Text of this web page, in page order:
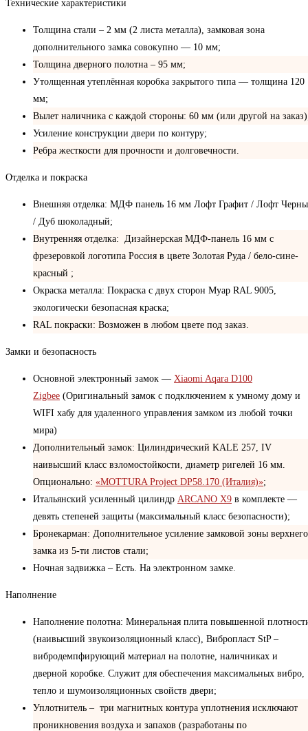
Технические характеристики
Толщина стали – 2 мм (2 листа металла), замковая зона
дополнительного замка совокупно — 10 мм;
Толщина дверного полотна – 95 мм;
Утолщенная утеплённая коробка закрытого типа — толщина 120
мм;
Вылет наличника с каждой стороны: 60 мм (или другой на
Усиление конструкции двери по контуру;
Ребра жесткости для прочности и долговечности.
Отделка и покраска
Внешняя отделка: МДФ панель 16 мм Лофт Графит / Лофт
/ Дуб шоколадный;
Внутренняя отделка: Дизайнерская МДФ-панель 16 мм с
фрезеровкой логотипа Россия в цвете Золотая Руда / бело-сине-
красный ;
Окраска металла: Покраска с двух сторон Муар RAL 9005,
экологически безопасная краска;
RAL покраски: Возможен в любом цвете под заказ.
Замки и безопасность
Основной электронный замок — Xiaomi Aqara D100
Zigbee (Оригинальный замок с подключением к умному дому и
WIFI хабу для удаленного управления замком из любой точки
мира)
Дополнительный замок: Цилиндрический KALE 257, IV
наивысший класс взломостойкости, диаметр ригелей 16 мм.
Опционально: «MOTTURA Project DP58.170 (Италия)»;
Итальянский усиленный цилиндр ARCANO X9 в комплекте —
девять степеней защиты (максимальный класс безопасности);
Бронекарман: Дополнительное усиление замковой зоны верхнего
замка из 5-ти листов стали;
Ночная задвижка – Есть. На электронном замке.
Наполнение
Наполнение полотна: Минеральная плита повышенной
(наивысший звукоизоляционный класс), Вибропласт StP –
вибродемпфирующий материал на полотне, наличниках и
дверной коробке. Служит для обеспечения максимальных вибро,
тепло и шумоизоляционных свойств двери;
Уплотнитель – три магнитных контура уплотнения исключают
проникновения воздуха и запахов (разработаны по